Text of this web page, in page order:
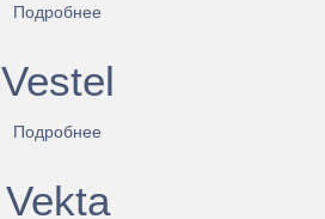
Подробнее
Vestel
Подробнее
Vekta